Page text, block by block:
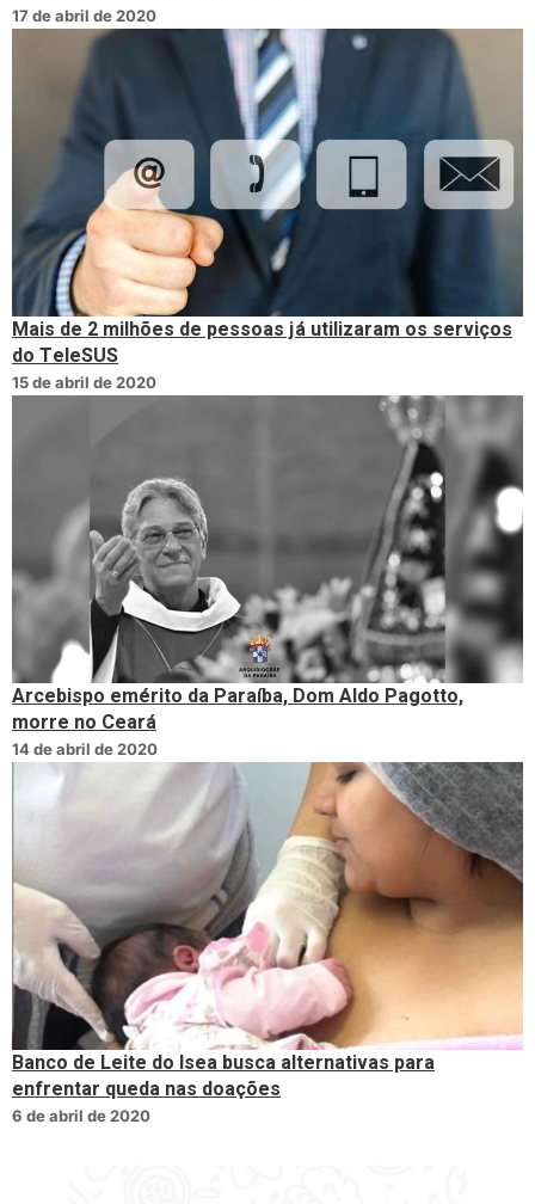
17 de abril de 2020
Mais de 2 milhões de pessoas já utilizaram os serviços
do TeleSUS
15 de abril de 2020
Arcebispo emérito da Paraíba, Dom Aldo Pagotto,
morre no Ceará
14 de abril de 2020
Banco de Leite do Isea busca alternativas para
enfrentar queda nas doações
6 de abril de 2020